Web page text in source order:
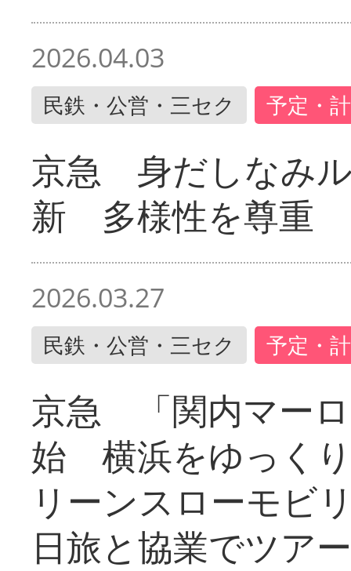
2026.04.03
民鉄・公営・三セク 予定・
京急 身だしなみ
新 多様性を尊重
2026.03.27
民鉄・公営・三セク 予定・
京急 「関内マー
始 横浜をゆっく
リーンスローモ
日旅と協業でツアー